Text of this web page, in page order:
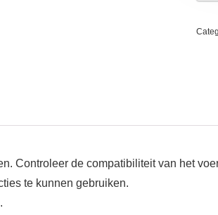
Controleer de compatibiliteit van het
te kunnen gebruiken.